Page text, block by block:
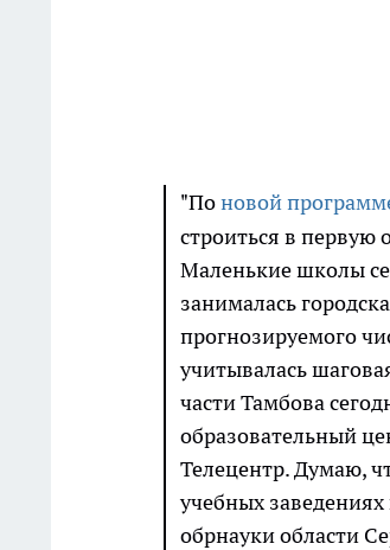
"Поновой
строиться в первую
Маленькие школы
занималась
прогнозируемого
учитывалась
части Тамбова
образовательный
Телецентр. Думаю,
учебных заведениях
обрнауки области